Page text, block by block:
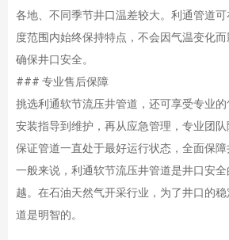
各地、不同季节井口温差较大。利通管道
度范围内始终保持特点，不会因气温变化
确保井口安全。
### 专业售后保障
挑选利通软节流压井管道，还可享受专业
安装指导到维护，再从应急管理，专业团队
保证管道一直处于最好运行状态，全面保障
一般来说，利通软节流压井管道是井口安
越。在石油天然气开采行业，为了井口的
道是明智的。